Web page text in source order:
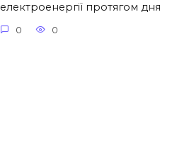
електроенергії протягом дня
0 0